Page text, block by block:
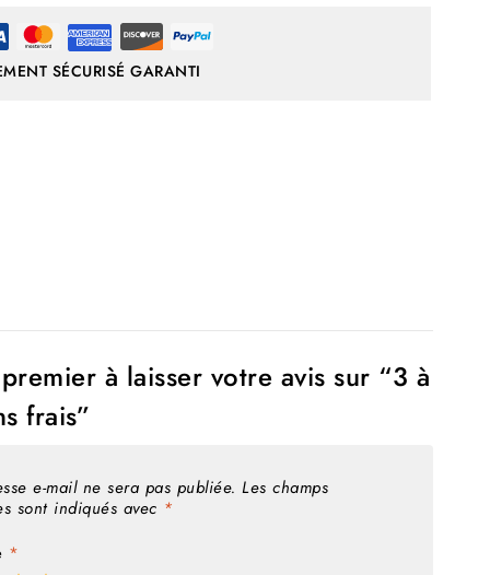
SÉCURISÉ GARANTI
à laisser votre avis sur “3 à
frais”
e-mail ne sera pas publiée. Les champs
sont indiqués avec *
*